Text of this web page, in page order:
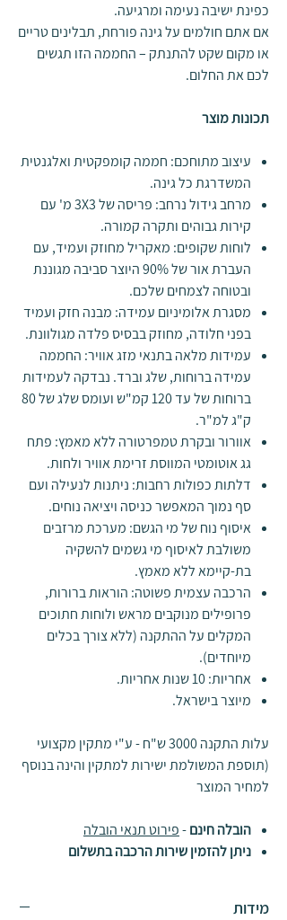
כפינת ישיבה נעימה ומרגיעה.
אם אתם חולמים על גינה פורחת, תבלינים טריים
או מקום שקט להתנתק – החממה הזו תגשים
לכם את החלום.
תכונות מוצר
עיצוב מתוחכם: חממה קומפקטית ואלגנטית
המשדרגת כל גינה.
מרחב גידול נרחב: פריסה של 3 X 3 מ' עם
קירות גבוהים ותקרה קמורה.
לוחות שקופים: מאקריל מחוזק ועמיד, עם
העברת אור של 90% היוצר סביבה מגוננת
ובטוחה לצמחים שלכם.
מסגרת אלומיניום עמידה: מבנה חזק ועמיד
בפני חלודה, מחוזק בבסיס פלדה מגולוונת.
עמידות מלאה בתנאי מזג אוויר: החממה
עמידהברוחות, שלג וברד. נבדקה לעמידות
ברוחותשלעד 120 קמ"ש
ועומס שלג של 80
ק"ג למ"ר.
אוורור ובקרת טמפרטורה ללא מאמץ: פתח
גג אוטומטי המווסת זרימת אוויר ולחות.
דלתות כפולות רחבות: ניתנות לנעילה ועם
סף נמוך המאפשר כניסה ויציאה נוחים.
איסוף נוח שלמי הגשם: מערכתמרזבים
משולבת לאיסוף מי גשמים להשקיה
בת-קיימא ללא מאמץ.
הרכבה עצמית פשוטה: הוראות ברורות,
פרופילים מנוקבים מראש ולוחותחתוכים
המקלים על ההתקנה (ללא צורך בכלים
מיוחדים)
.
אחריות: 10 שנ ות אחריות.
מיוצר בישראל.
עלות התקנה 3000 ש"ח - ע"י מתקין מקצועי
(תוספת המשולמת ישירות למתקין והינה בנוסף
למחיר המוצר
הובלה חינם-פירוט תנאי הובלה
ניתן להזמין שירות הרכבה בתשלום
מידות